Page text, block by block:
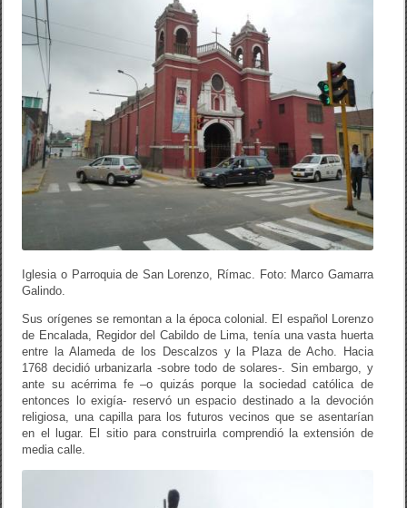
Iglesia o Parroquia de San Lorenzo, Rímac. Foto: Marco Gamarra
Galindo.
Sus orígenes se remontan a la época colonial. El español Lorenzo
de Encalada, Regidor del Cabildo de Lima, tenía una vasta huerta
entre la Alameda de los Descalzos y la Plaza de Acho. Hacia
1768 decidió urbanizarla -sobre todo de solares-. Sin embargo, y
ante su acérrima fe –o quizás porque la sociedad católica de
entonces lo exigía- reservó un espacio destinado a la devoción
religiosa, una capilla para los futuros vecinos que se asentarían
en el lugar. El sitio para construirla comprendió la extensión de
media calle.